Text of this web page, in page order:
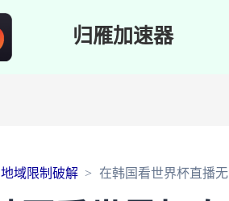
归雁加速器
地域限制破解 在韩国看世界杯直播